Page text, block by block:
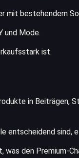
mit bestehendem
und Mode.
ist.
in Beiträgen,
entscheidend sind,
was den Premium-